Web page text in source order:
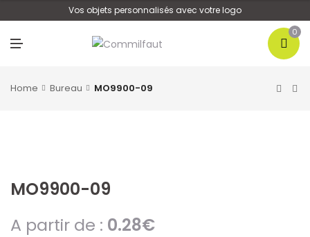
Vos objets personnalisés avec votre logo
0
Home Bureau MO9900-09
MO9900-09
A partir de : 0.28€